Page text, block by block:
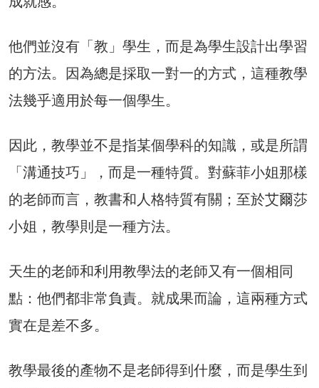
他們並沒有「教」學生，而是為學生設計出學習
的方法。因為總是採取一對一的方式，這種教學
法幾乎適用於每一個學生。
因此，教學並不是指某個學科的知識，或是所謂
「溝通技巧」，而是一種特質。對蘇菲小姐那樣
的老師而言，教書和人格特質有關；至於艾爾莎
小姐，教學則是一種方法。
天生的老師和利用教學法的老師又有一個相同
點：他們都非常負責。就成果而論，這兩種方式
實在是差不多。
教學最後的產物不是老師得到什麼，而是學生到